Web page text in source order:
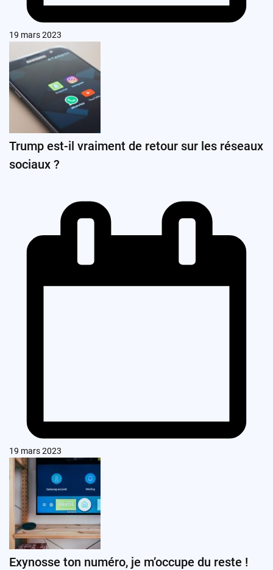
19 mars 2023
Trump est-il vraiment de retour sur les réseaux
sociaux ?
19 mars 2023
Exynosse ton numéro, je m’occupe du reste !